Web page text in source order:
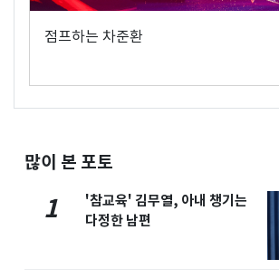
점프하는 차준환
많이 본 포토
1
'참교육' 김무열, 아내 챙기는
다정한 남편